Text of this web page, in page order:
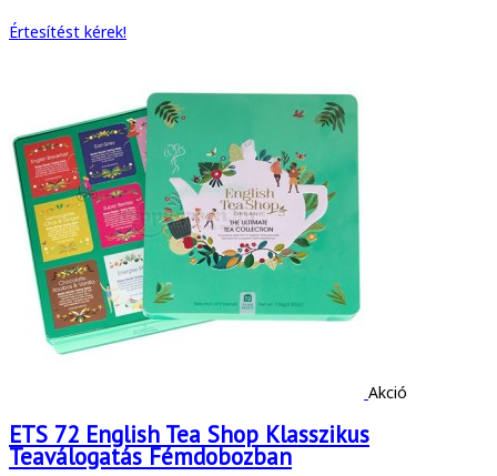
Értesítést kérek!
Akció
ETS 72 English Tea Shop Klasszikus
Teaválogatás Fémdobozban